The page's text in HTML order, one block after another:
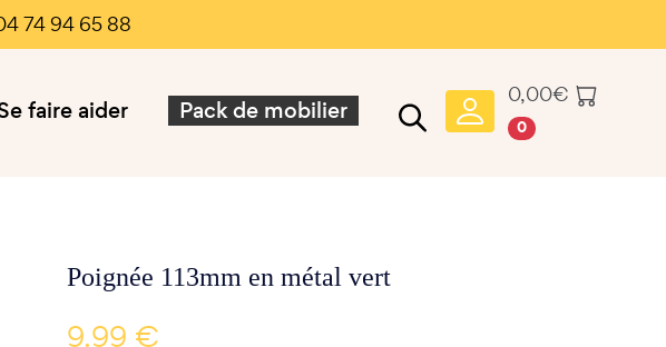
74 94 65 88
0,00€
0
faire aider Pack de mobilier
Poignée 113mm en métal vert
9.99 €